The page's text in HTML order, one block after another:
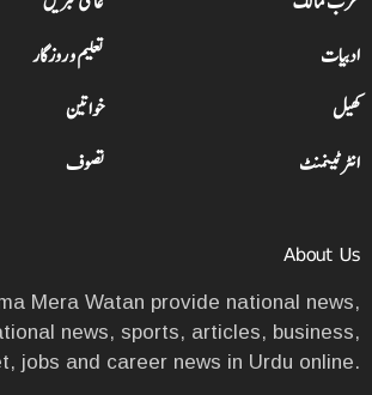
ادبیات
تعلیم و روزگار
کھیل
خواتین
انٹرٹینمنٹ
تصوف
About Us
Mera Watan provide national news,
news, sports, articles, business,
jobs and career news in Urdu online.